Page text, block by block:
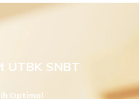
UTBK SNBT
Optimal